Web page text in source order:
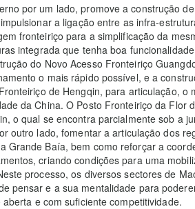
por um lado, promove a construção
a ligação entre as infra-
fronteiriço para a simplificação da
integrada que tenha boa
do Novo Acesso Fronteiriço
o mais rápido possível, e a
de Hengqin, para articulação,
da China. O Posto Fronteiriço da Flor
o qual se encontra parcialmente sob a
outro lado, fomentar a articulação dos
Grande Baía, bem como reforçar a
criando condições para uma
processo, os diversos sectores de
pensar e a sua mentalidade para
aberta e com suficiente competitividade.